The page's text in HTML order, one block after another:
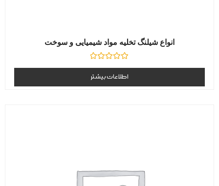
انواع شیلنگ تخلیه مواد شیمیایی و سوخت
از
5
اطلاعات بیشتر